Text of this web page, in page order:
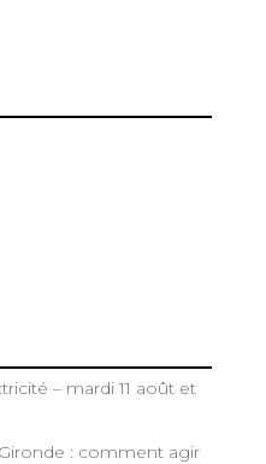
– mardi 11 août et
: comment agir